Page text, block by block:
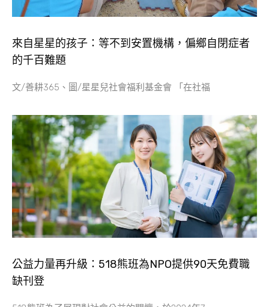
來自星星的孩子：等不到安置機構，偏鄉自閉症者
的千百難題
文/善耕365、圖/星星兒社會福利基金會 「在社福
公益力量再升級：518熊班為NPO提供90天免費職
缺刊登